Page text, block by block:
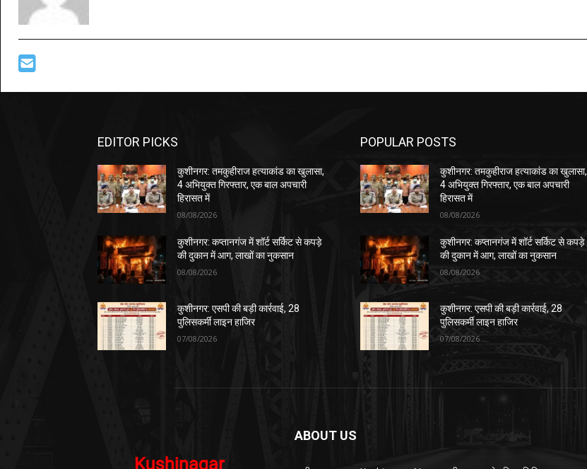
EDITOR PICKS
कुशीनगर: तमकुहीराज हत्याकांड का खुलासा,
4 अभियुक्त गिरफ्तार, एक बाल अपचारी
हिरासत में
08/08/2026
कुशीनगर: कप्तानगंज में शॉर्ट सर्किट से कपड़े
की दुकान में आग, लाखों का नुकसान
08/08/2026
कुशीनगर: एसपी की बड़ी कार्रवाई, 28
पुलिसकर्मी लाइन हाजिर
07/08/2026
POPULAR POSTS
कुशीनगर: तमकुहीराज हत्याकांड का खुलासा,
4 अभियुक्त गिरफ्तार, एक बाल अपचारी
हिरासत में
08/08/2026
कुशीनगर: कप्तानगंज में शॉर्ट सर्किट से कपड़े
की दुकान में आग, लाखों का नुकसान
08/08/2026
कुशीनगर: एसपी की बड़ी कार्रवाई, 28
पुलिसकर्मी लाइन हाजिर
07/08/2026
ABOUT US